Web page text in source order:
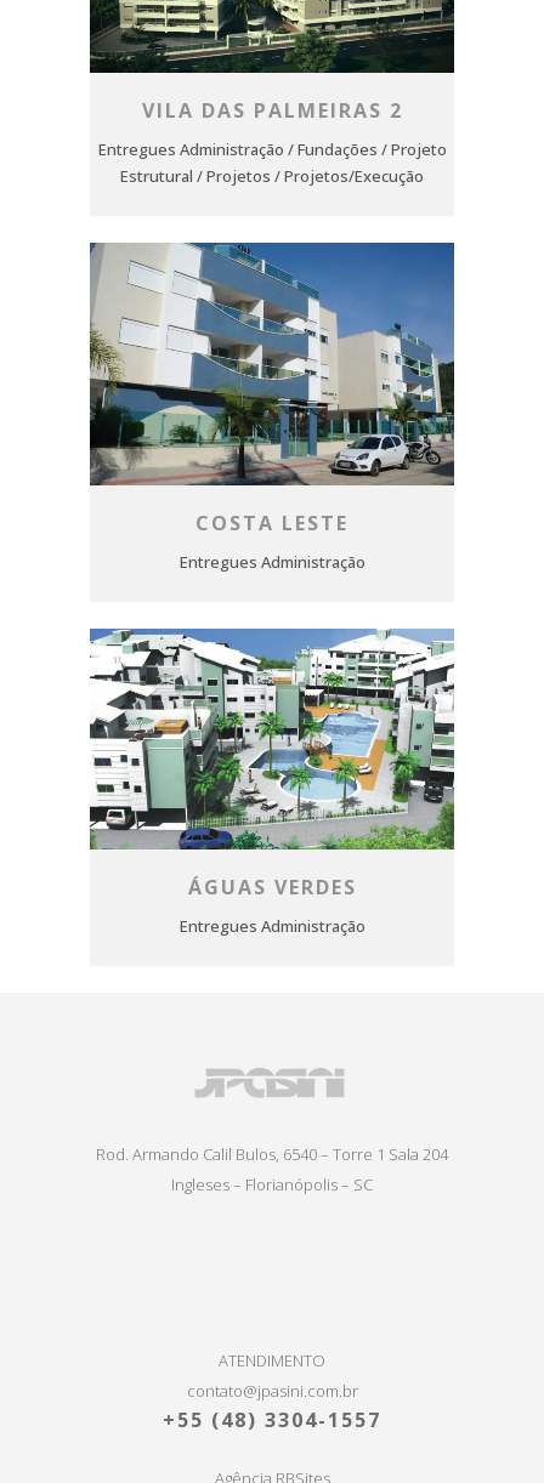
VILA DAS PALMEIRAS 2
Entregues Administração / Fundações / Projeto
Estrutural / Projetos / Projetos/Execução
COSTA LESTE
Entregues Administração
ÁGUAS VERDES
Entregues Administração
Rod. Armando Calil Bulos, 6540 – Torre 1 Sala 204
Ingleses – Florianópolis – SC
ATENDIMENTO
contato@jpasini.com.br
+55 (48) 3304-1557
Agência RBSites